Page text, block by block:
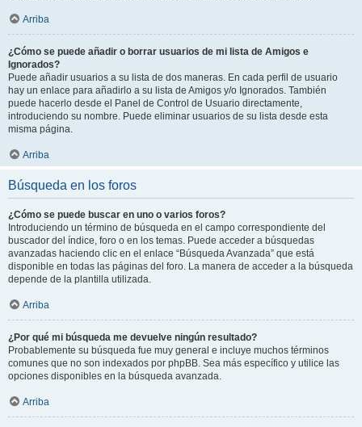
Arriba
¿Cómo se puede añadir o borrar usuarios de mi lista de Amigos e
Ignorados?
Puede añadir usuarios a su lista de dos maneras. En cada perfil de usuario
hay un enlace para añadirlo a su lista de Amigos y/o Ignorados. También
puede hacerlo desde el Panel de Control de Usuario directamente,
introduciendo su nombre. Puede eliminar usuarios de su lista desde esta
misma página.
Arriba
Búsqueda en los foros
¿Cómo se puede buscar en uno o varios foros?
Introduciendo un término de búsqueda en el campo correspondiente del
buscador del índice, foro o en los temas. Puede acceder a búsquedas
avanzadas haciendo clic en el enlace “Búsqueda Avanzada” que está
disponible en todas las páginas del foro. La manera de acceder a la búsqueda
depende de la plantilla utilizada.
Arriba
¿Por qué mi búsqueda me devuelve ningún resultado?
Probablemente su búsqueda fue muy general e incluye muchos términos
comunes que no son indexados por phpBB. Sea más específico y utilice las
opciones disponibles en la búsqueda avanzada.
Arriba